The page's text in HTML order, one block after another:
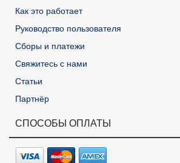
Как это работает
Руководство пользователя
Сборы и платежи
Свяжитесь с нами
Статьи
Партнёр
СПОСОБЫ ОПЛАТЫ